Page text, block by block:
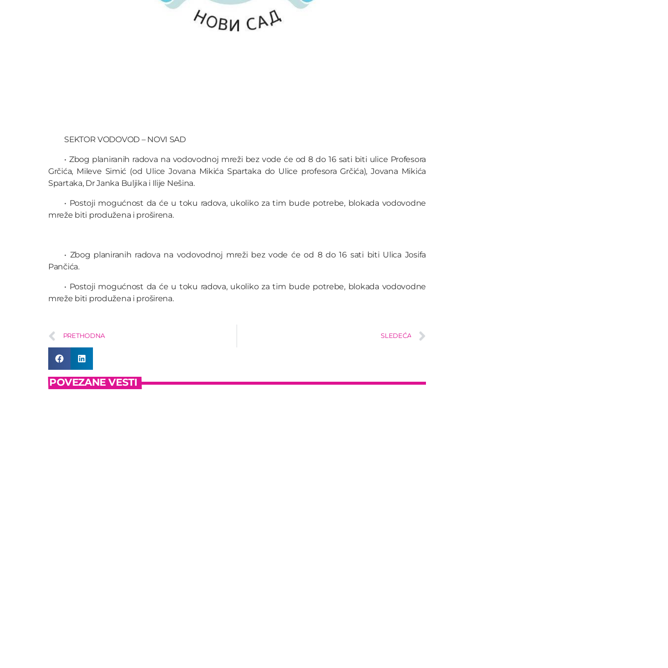
SEKTOR VODOVOD – NOVI SAD
• Zbog planiranih radova na vodovodnoj mreži bez vode će od 8 do 16 sati biti ulice Profesora
Grčića, Mileve Simić (od Ulice Jovana Mikića Spartaka do Ulice profesora Grčića), Jovana Mikića
Spartaka, Dr Janka Buljika i Ilije Nešina.
• Postoji mogućnost da će u toku radova, ukoliko za tim bude potrebe, blokada vodovodne
mreže biti produžena i proširena.
• Zbog planiranih radova na vodovodnoj mreži bez vode će od 8 do 16 sati biti Ulica Josifa
Pančića.
• Postoji mogućnost da će u toku radova, ukoliko za tim bude potrebe, blokada vodovodne
mreže biti produžena i proširena.
PRETHODNA SLEDEĆA
POVEZANE VESTI